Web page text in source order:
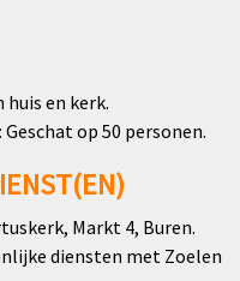
huis en kerk.
op 50 personen.
Markt 4, Buren.
diensten met Zoelen